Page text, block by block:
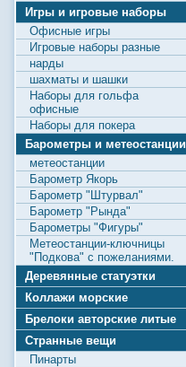
Игры и игровые наборы
Офисные игры
Игровые наборы разные
нарды
шахматы и шашки
Наборы для гольфа
офисные
Наборы для покера
Барометры и метеостанции
метеостанции
Барометр Якорь
Барометр "Штурвал"
Барометр "Рында"
Барометры "Фигуры"
Метеостанции-ключницы
"Подкова" с пожеланиями.
Деревянные статуэтки
Коллажи морские
Брелоки авторские литые
Странные вещи
Пинарты